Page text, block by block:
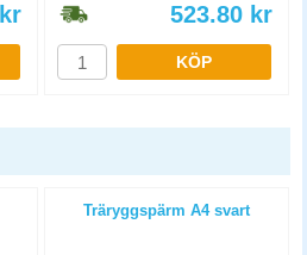
kr 523.80 kr
KÖP
Träryggspärm A4 svart